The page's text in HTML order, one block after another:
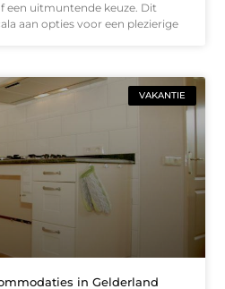
een uitmuntende keuze. Dit
aan opties voor een plezierige
VAKANTIE
in Gelderland